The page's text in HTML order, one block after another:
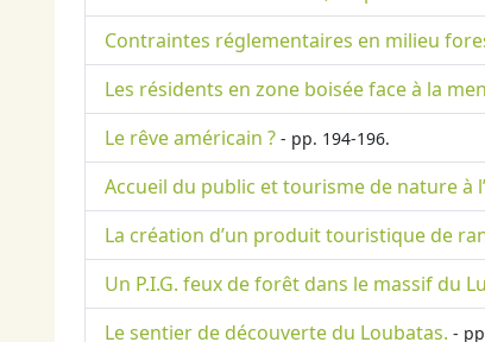
Contraintes réglementaires en milieu
Les résidents en zone boisée face à la
Le rêve américain ? - pp. 194-196.
Accueil du public et tourisme de nature à
La création d’un produit touristique de
Un P.I.G. feux de forêt dans le massif du
Le sentier de découverte du Loubatas. -